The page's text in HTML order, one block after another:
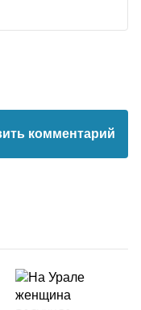
комментарий